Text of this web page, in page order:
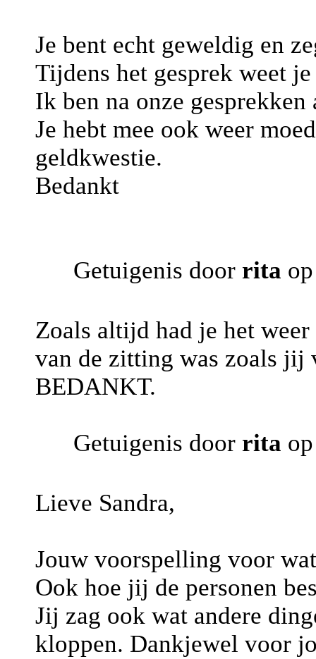
Je bent echt geweldig en
Tijdens het gesprek weet
Ik ben na onze
Je hebt mee ook weer
geldkwestie.
Bedankt
Getuigenis door rita
Zoals altijd had je het
van de zitting was zoals jij
BEDANKT.
Getuigenis door rita
Lieve Sandra,
Jouw voorspelling voor
Ook hoe jij de personen
Jij zag ook wat andere
kloppen. Dankjewel voor